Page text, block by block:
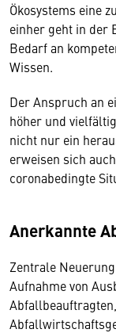
Ökosystems eine
einher geht in der
Bedarf an
Wissen.
Der Anspruch an
höher und
nicht nur ein
erweisen sich
coronabedingte
Anerkannte
Zentrale
Aufnahme von